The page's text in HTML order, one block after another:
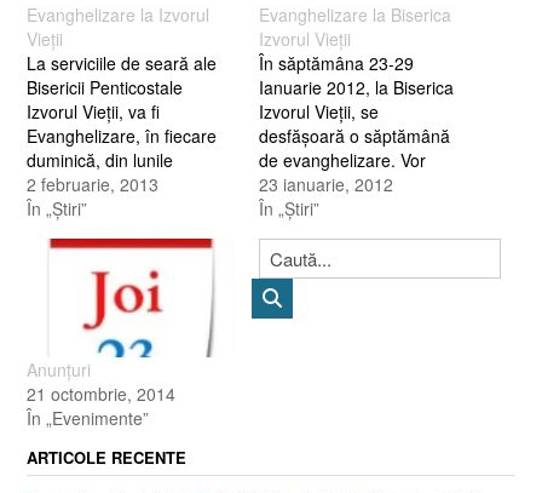
Evanghelizare la Izvorul
Vieţii
La serviciile de seară ale
Bisericii Penticostale
Izvorul Vieţii, va fi
Evanghelizare, în fiecare
duminică, din lunile
Februarie, Martie şi Aprilie
2013. Prima Evanghelizare
2013, începând cu orele
18,00. Serviciile vor fi
transmise Live pe site-ul
Bisericii
: http://izvorulvietii.ro/2012/. Dumnezeu
să dea Binecuvântarea Lui
!
2 februarie, 2013
În „Ştiri”
Evanghelizare la Biserica
Izvorul Vieţii
În săptămâna 23-29
Ianuarie 2012, la Biserica
Izvorul Vieţii, se
desfăşoară o săptămână
de evanghelizare. Vor
predica din Cuvântul lui
Dumnezeu: Fratele Will şi
Canada), luni 23.01.2012
Dorel Rus (Timişoara),
marţi 24.01.2012 Mariş
23 ianuarie, 2012
În „Ştiri”
Anunţuri
21 octombrie, 2014
În „Evenimente”
ARTICOLE RECENTE